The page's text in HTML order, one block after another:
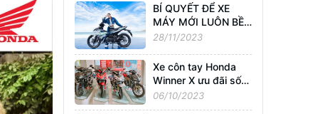
sức trẻ”
BÍ QUYẾT ĐỂ XE
MÁY MỚI LUÔN BỀN
BỈ: CHẠY RODA
28/11/2023
Xe côn tay Honda
Winner X ưu đãi sốc,
giá thực tế rẻ hơn cả
Honda Future
06/10/2023